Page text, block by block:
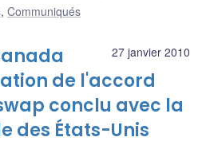
, Communiqués
27 janvier 2010
de l'accord
conclu avec la
des États-Unis